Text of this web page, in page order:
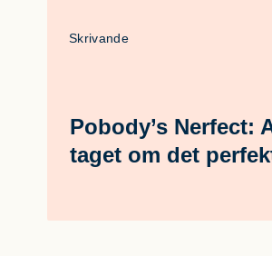
Skrivande
Pobody’s Nerfect:
taget om det